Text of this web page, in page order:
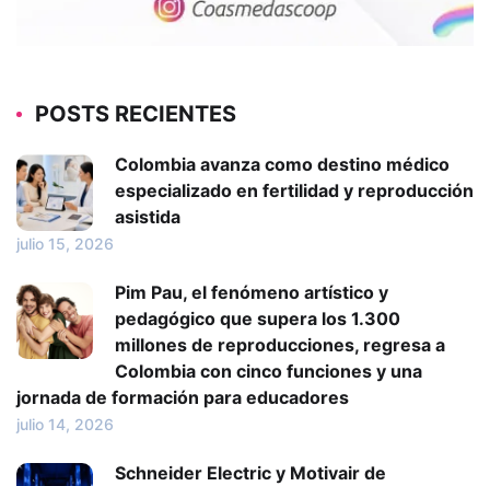
POSTS RECIENTES
Colombia avanza como destino médico
especializado en fertilidad y reproducción
asistida
julio 15, 2026
Pim Pau, el fenómeno artístico y
pedagógico que supera los 1.300
millones de reproducciones, regresa a
Colombia con cinco funciones y una
jornada de formación para educadores
julio 14, 2026
Schneider Electric y Motivair de